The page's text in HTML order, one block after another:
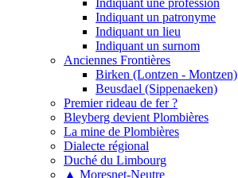
Indiquant une profession
Indiquant un patronyme
Indiquant un lieu
Indiquant un surnom
Anciennes Frontières
Birken (Lontzen - Montzen)
Beusdael (Sippenaeken)
Premier rideau de fer ?
Bleyberg devient Plombières
La mine de Plombières
Dialecte régional
Duché du Limbourg
▲ Moresnet-Neutre